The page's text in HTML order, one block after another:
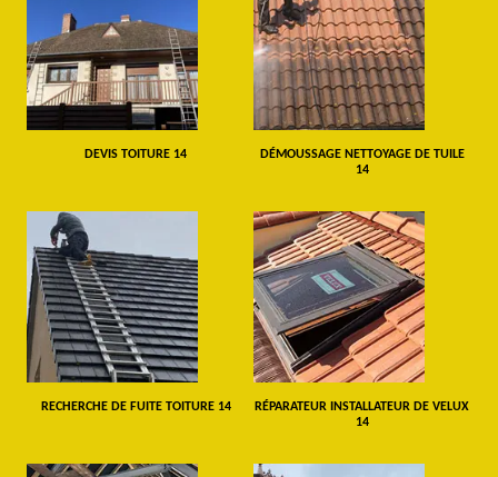
DEVIS TOITURE 14
DÉMOUSSAGE NETTOYAGE DE TUILE
14
RECHERCHE DE FUITE TOITURE 14
RÉPARATEUR INSTALLATEUR DE VELUX
14